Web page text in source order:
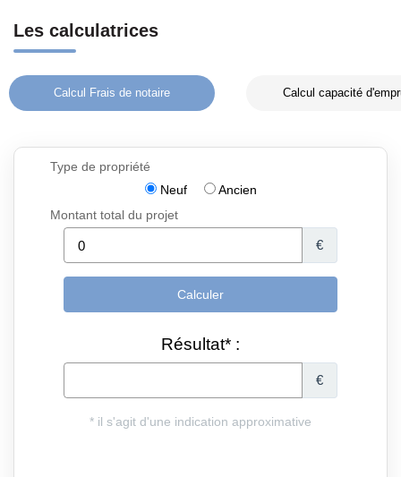
Les calculatrices
Calcul Frais de notaire Calcul capacité